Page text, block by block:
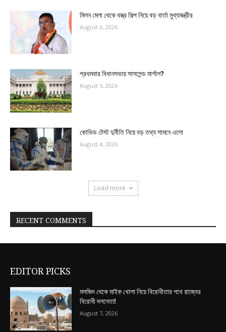
মিলন মেলা থেকে বস্ত্র শিল্প নিয়ে বড় বার্তা মুখ্যমন্ত্রীর
August 6, 2026
প্রথমবার বিধানসভায় সাসপেন্ড মার্শাল?
August 5, 2026
কোভিড টেস্ট দুর্নীতি নিয়ে বড় তথ্য সামনে এলো
August 4, 2026
Load more
RECENT COMMENTS
EDITOR PICKS
মসজিদ থেকে মাইক খোলা নিয়ে বিরোধীতার পথে রাজ্যের
বিরোধী দলনেতা!
August 7, 2026